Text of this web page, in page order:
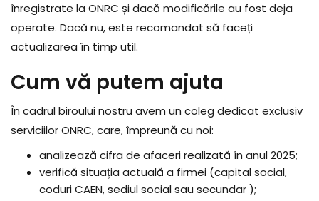
înregistrate la ONRC și dacă modificările au fost deja
operate. Dacă nu, este recomandat să faceți
actualizarea în timp util.
Cum vă putem ajuta
În cadrul biroului nostru avem un coleg dedicat exclusiv
serviciilor ONRC, care, împreună cu noi:
analizează cifra de afaceri realizată în anul 2025;
verifică situația actuală a firmei (capital social,
coduri CAEN, sediul social sau secundar );